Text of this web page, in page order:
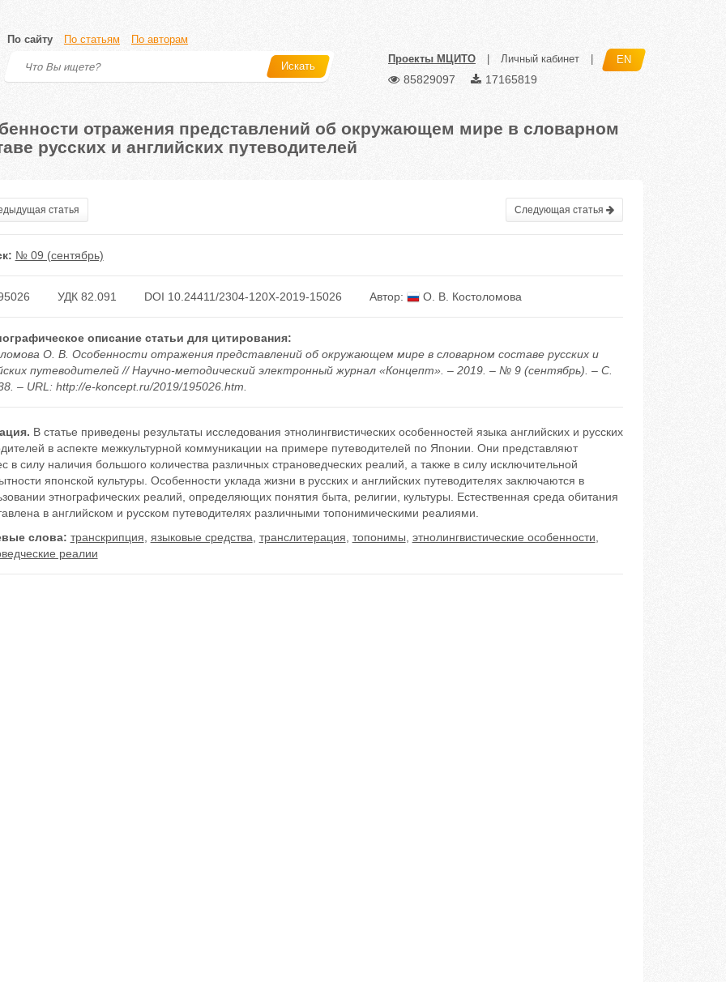
По сайту По статьям По авторам
Искать
Проекты МЦИТО Личный кабинет EN
85829097 17165819
отражения представлений об окружающем мире в словарном
русских и английских путеводителей
статья Следующая статья
№ 09 (сентябрь)
УДК 82.091 DOI 10.24411/2304-120X-2019-15026 Автор: О. В. Костоломова
описание статьи для цитирования:
О. В. Особенности отражения представлений об окружающем мире в словарном составе русских и
путеводителей // Научно-методический электронный журнал «Концепт». – 2019. – № 9 (сентябрь). – С.
– URL: http://e-koncept.ru/2019/195026.htm.
В статье приведены результаты исследования этнолингвистических особенностей языка английских и русских
в аспекте межкультурной коммуникации на примере путеводителей по Японии. Они представляют
в силу наличия большого количества различных страноведческих реалий, а также в силу исключительной
японской культуры. Особенности уклада жизни в русских и английских путеводителях заключаются в
этнографических реалий, определяющих понятия быта, религии, культуры. Естественная среда обитания
в английском и русском путеводителях различными топонимическими реалиями.
слова: транскрипция языковые средства транслитерация топонимы этнолингвистические особенности
реалии